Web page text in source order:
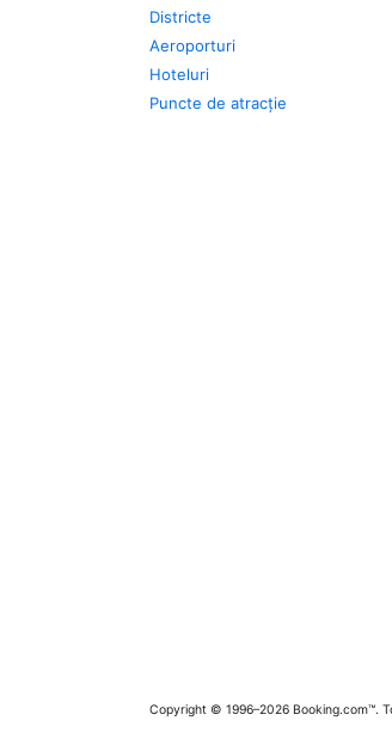
Districte
Aeroporturi
Hoteluri
Puncte de atracţie
Copyright © 1996–2026 Booking.com™.